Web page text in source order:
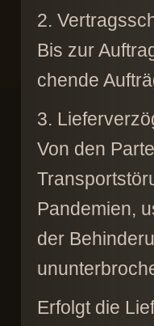
2.
Bis zur
chende
3.
Von den
Pandemien,
der
Erfolgt die